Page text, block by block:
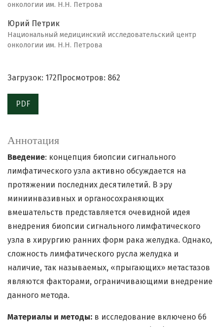
онкологии им. Н.Н. Петрова
Юрий Петрик
Национальный медицинский исследовательский центр
онкологии им. Н.Н. Петрова
Загрузок: 172 Просмотров: 862
PDF
Аннотация
Введение: концепция биопсии сигнального
лимфатического узла активно обсуждается на
протяжении последних десятилетий. В эру
миниинвазивных и органосохраняющих
вмешательств представляется очевидной идея
внедрения биопсии сигнального лимфатического
узла в хирургию ранних форм рака желудка. Однако,
сложность лимфатического русла желудка и
наличие, так называемых, «прыгающих» метастазов
являются факторами, ограничивающими внедрение
данного метода.
Материалы и методы: в исследование включено 66